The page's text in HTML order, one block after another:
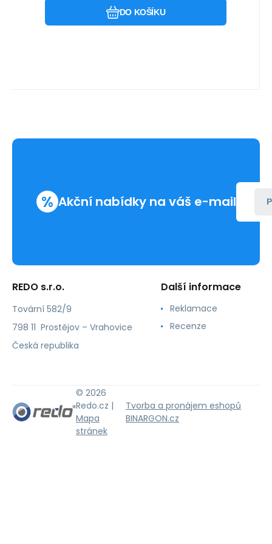
DO KOŠÍKU
% Akční nabídky na váš e-mail
REDO s.r.o.
Tovární 582/9
798 11 Prostějov – Vrahovice
Česká republika
Další informace
Reklamace
Recenze
© 2026
Redo.cz |
Mapa
stránek
Tvorba a pronájem eshopů
BINARGON.cz